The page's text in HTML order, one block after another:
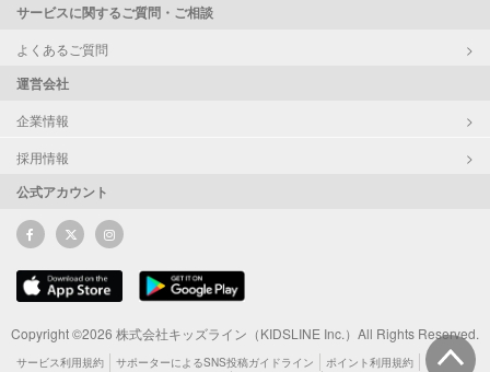
サービスに関するご質問・ご相談
よくあるご質問
運営会社
企業情報
採用情報
公式アカウント
Copyright ©2026 株式会社キッズライン（KIDSLINE Inc.）All Rights Reserved.
サービス利用規約 サポーターによるSNS投稿ガイドライン
ポイント利用規約